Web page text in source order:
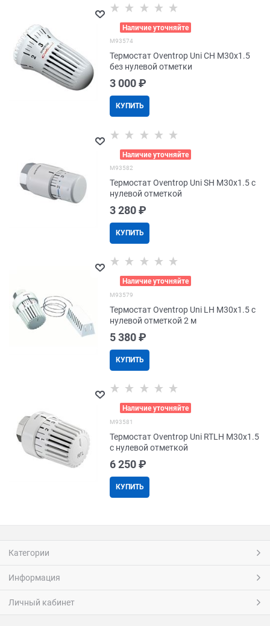
Наличие уточняйте
M93574
Термостат Oventrop Uni CH M30x1.5
без нулевой отметки
3 000 ₽
КУПИТЬ
Наличие уточняйте
M93582
Термостат Oventrop Uni SH M30x1.5 с
нулевой отметкой
3 280 ₽
КУПИТЬ
Наличие уточняйте
M93579
Термостат Oventrop Uni LH M30x1.5 с
нулевой отметкой 2 м
5 380 ₽
КУПИТЬ
Наличие уточняйте
M93581
Термостат Oventrop Uni RTLH M30x1.5
с нулевой отметкой
6 250 ₽
КУПИТЬ
Категории
Информация
Личный кабинет